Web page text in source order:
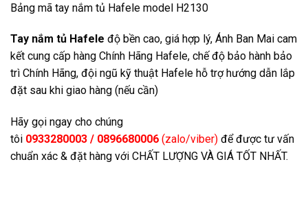
Bảng mã tay nắm tủ Hafele model H2130
Tay nắm tủ Hafele độ bền cao, giá hợp lý, Ánh Ban Mai cam
kết cung cấp hàng Chính Hãng Hafele, chế độ bảo hành bảo
trì Chính Hãng, đội ngũ kỹ thuật Hafele hỗ trợ hướng dẫn lắp
đặt sau khi giao hàng (nếu cần)
Hãy gọi ngay cho chúng
tôi 0933280003 / 0896680006 (zalo/viber) để được tư vấn
chuẩn xác & đặt hàng với CHẤT LƯỢNG VÀ GIÁ TỐT NHẤT.